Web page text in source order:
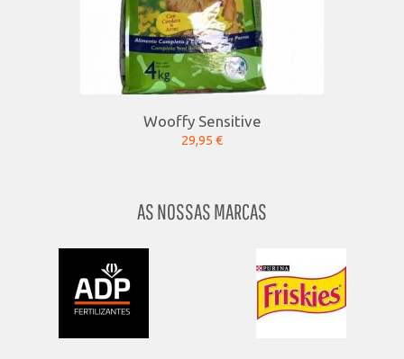
Wooffy Sensitive
29,95 €
AS NOSSAS MARCAS